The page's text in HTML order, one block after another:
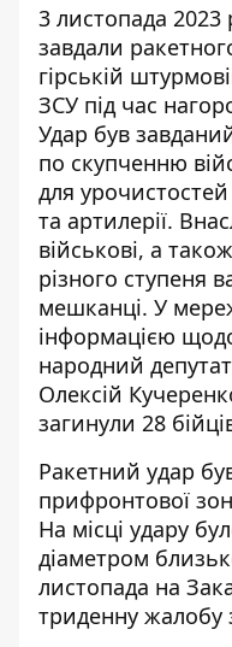
3 листопада 2023
завдали
гірській
ЗСУ під час
Удар був
по скупченню
для урочистостей
та артилерії.
військові, а
різного ступеня
мешканці. У
інформацією
народний
Олексій
загинули 28
Ракетний удар
прифронтової
На місці удару
діаметром
листопада на
триденну жалобу